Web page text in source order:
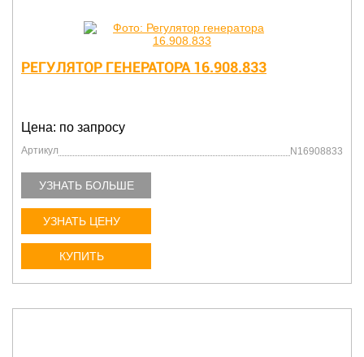
РЕГУЛЯТОР ГЕНЕРАТОРА 16.908.833
Цена: по запросу
Артикул N16908833
УЗНАТЬ БОЛЬШЕ
УЗНАТЬ ЦЕНУ
КУПИТЬ